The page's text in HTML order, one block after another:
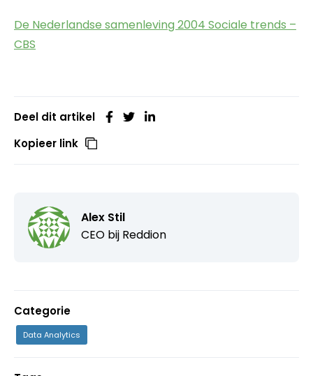
De Nederlandse samenleving 2004 Sociale trends –
CBS
Deel dit artikel
Kopieer link
Alex Stil
CEO bij Reddion
Categorie
Data Analytics